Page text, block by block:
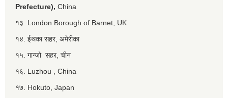
Prefecture), China
१३. London Borough of Barnet, UK
१४. ईथका सहर, अमेरीका
१५. गान्जो सहर, चीन
१६. Luzhou , China
१७. Hokuto, Japan